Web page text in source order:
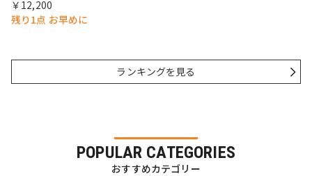
￥12,200
残り1点 お早めに
ランキングを見る
POPULAR CATEGORIES
おすすめカテゴリー